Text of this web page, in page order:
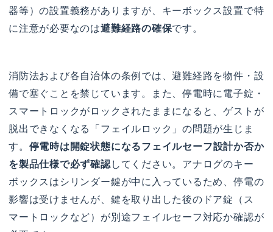
器等）の設置義務がありますが、キーボックス設置で特
に注意が必要なのは避難経路の確保です。
消防法および各自治体の条例では、避難経路を物件・設
備で塞ぐことを禁じています。また、停電時に電子錠・
スマートロックがロックされたままになると、ゲストが
脱出できなくなる「フェイルロック」の問題が生じま
す。 停電時は開錠状態になるフェイルセーフ設計か否か
を製品仕様で必ず確認 してください。アナログのキー
ボックスはシリンダー鍵が中に入っているため、停電の
影響は受けませんが、鍵を取り出した後のドア錠（ス
マートロックなど）が別途フェイルセーフ対応か確認が